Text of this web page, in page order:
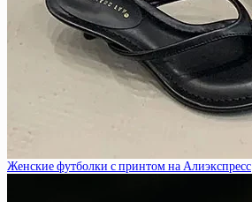
Женские футболки с принтом на Алиэкспресс